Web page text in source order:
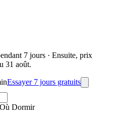
7 jours · Ensuite, prix
31 août.
Essayer 7 jours gratuits
Où Dormir